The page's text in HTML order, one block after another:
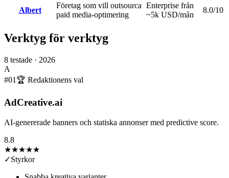
Albert
Företag som vill outsourca
paid media-optimering
Enterprise från
~5k USD/mån
8.0/10
Verktyg för verktyg
8 testade · 2026
A
#01 🏆 Redaktionens val
AdCreative.ai
AI-genererade banners och statiska annonser med predictive score.
8.8
★★★★★
✓Styrkor